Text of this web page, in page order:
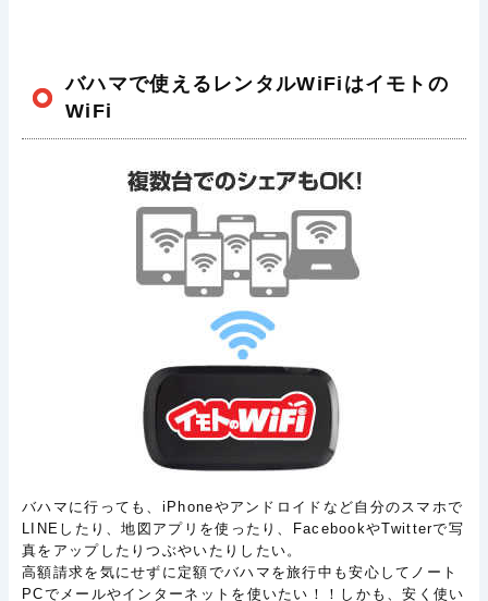
バハマで使えるレンタルWiFiはイモトの
WiFi
バハマに行っても、iPhoneやアンドロイドなど自分のスマホで
LINEしたり、地図アプリを使ったり、FacebookやTwitterで写
真をアップしたりつぶやいたりしたい。
高額請求を気にせずに定額でバハマを旅行中も安心してノート
PCでメールやインターネットを使いたい！！しかも、安く使い